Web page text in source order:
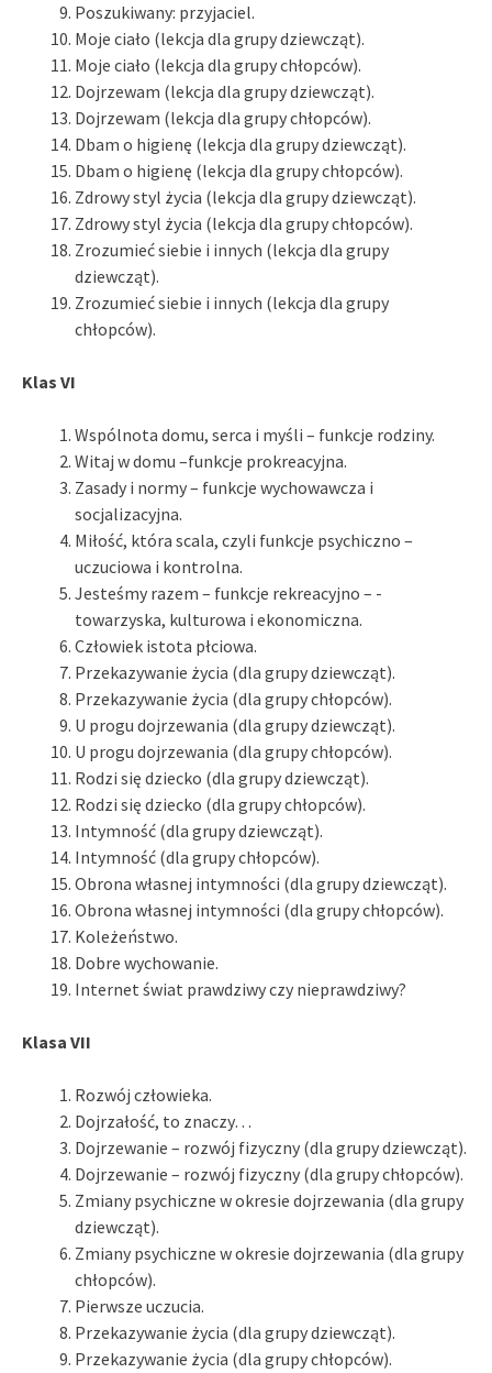
Poszukiwany: przyjaciel.
Moje ciało (lekcja dla grupy dziewcząt).
Moje ciało (lekcja dla grupy chłopców).
Dojrzewam (lekcja dla grupy dziewcząt).
Dojrzewam (lekcja dla grupy chłopców).
Dbam o higienę (lekcja dla grupy dziewcząt).
Dbam o higienę (lekcja dla grupy chłopców).
Zdrowy styl życia (lekcja dla grupy dziewcząt).
Zdrowy styl życia (lekcja dla grupy chłopców).
Zrozumieć siebie i innych (lekcja dla grupy
dziewcząt).
Zrozumieć siebie i innych (lekcja dla grupy
chłopców).
Klas VI
Wspólnota domu, serca i myśli – funkcje rodziny.
Witaj w domu –funkcje prokreacyjna.
Zasady i normy – funkcje wychowawcza i
socjalizacyjna.
Miłość, która scala, czyli funkcje psychiczno –
uczuciowa i kontrolna.
Jesteśmy razem – funkcje rekreacyjno – -
towarzyska, kulturowa i ekonomiczna.
Człowiek istota płciowa.
Przekazywanie życia (dla grupy dziewcząt).
Przekazywanie życia (dla grupy chłopców).
U progu dojrzewania (dla grupy dziewcząt).
U progu dojrzewania (dla grupy chłopców).
Rodzi się dziecko (dla grupy dziewcząt).
Rodzi się dziecko (dla grupy chłopców).
Intymność (dla grupy dziewcząt).
Intymność (dla grupy chłopców).
Obrona własnej intymności (dla grupy dziewcząt).
Obrona własnej intymności (dla grupy chłopców).
Koleżeństwo.
Dobre wychowanie.
Internet świat prawdziwy czy nieprawdziwy?
Klasa VII
Rozwój człowieka.
Dojrzałość, to znaczy…
Dojrzewanie – rozwój fizyczny (dla grupy dziewcząt).
Dojrzewanie – rozwój fizyczny (dla grupy chłopców).
Zmiany psychiczne w okresie dojrzewania (dla grupy
dziewcząt).
Zmiany psychiczne w okresie dojrzewania (dla grupy
chłopców).
Pierwsze uczucia.
Przekazywanie życia (dla grupy dziewcząt).
Przekazywanie życia (dla grupy chłopców).